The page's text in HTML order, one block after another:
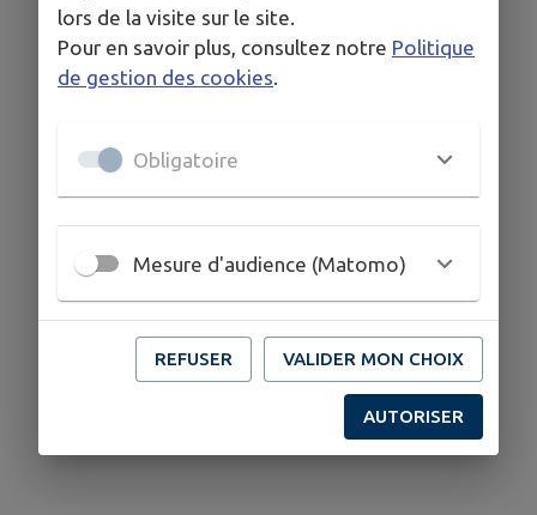
Maçon ; peintre ; électricien ; plombier, etc...
Merci de vous faire connaitre en mairie par mail à
lors de la visite sur le site.
Pour en savoir plus, consultez notre Politique
de gestion des cookies.
Obligatoire
Mesure d'audience (Matomo)
REFUSER VALIDER MON CHOIX
AUTORISER